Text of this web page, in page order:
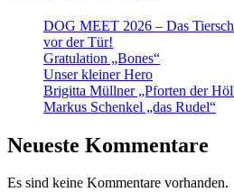
DOG MEET 2026 – Das
vor der Tür!
Gratulation „Bones“
Unser kleiner Hero
Brigitta Müllner „Pforten der
Markus Schenkel „das Rudel“
Neueste Kommentare
Es sind keine Kommentare vorhanden.